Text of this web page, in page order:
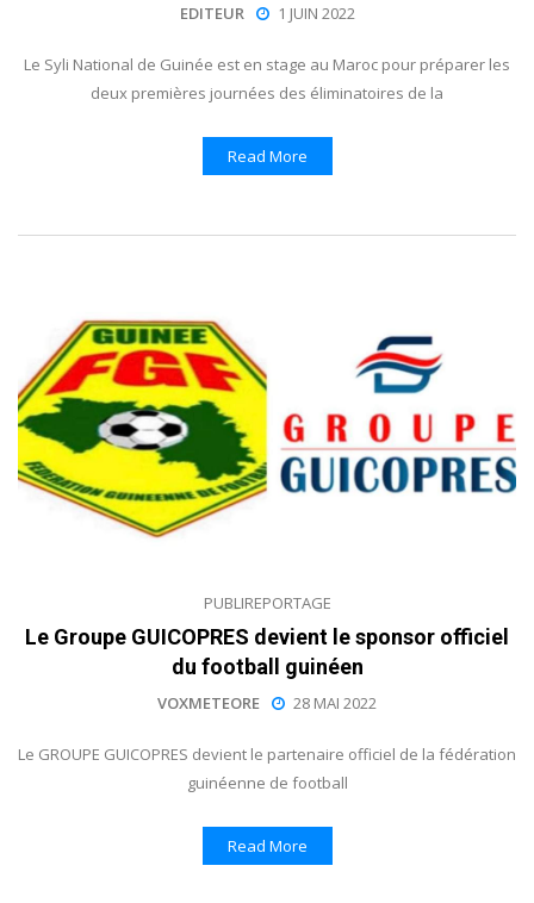
EDITEUR 1 JUIN 2022
Le Syli National de Guinée est en stage au Maroc pour préparer les
deux premières journées des éliminatoires de la
Read More
PUBLIREPORTAGE
Le Groupe GUICOPRES devient le sponsor officiel
du football guinéen
VOXMETEORE 28 MAI 2022
Le GROUPE GUICOPRES devient le partenaire officiel de la fédération
guinéenne de football
Read More